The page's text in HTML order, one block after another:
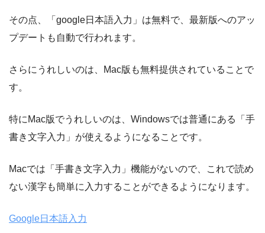
その点、「google日本語入力」は無料で、最新版へのアッ
プデートも自動で行われます。
さらにうれしいのは、Mac版も無料提供されていることで
す。
特にMac版でうれしいのは、Windowsでは普通にある「手
書き文字入力」が使えるようになることです。
Macでは「手書き文字入力」機能がないので、これで読め
ない漢字も簡単に入力することができるようになります。
Google日本語入力